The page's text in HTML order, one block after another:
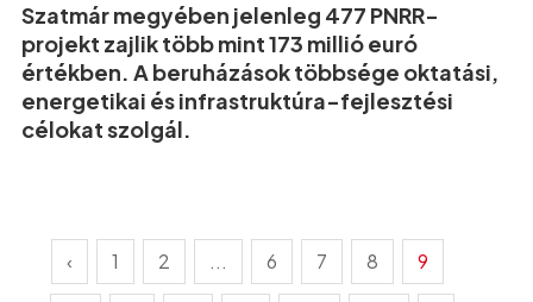
Szatmár megyében jelenleg 477 PNRR-
projekt zajlik több mint 173 millió euró
értékben. A beruházások többsége oktatási,
energetikai és infrastruktúra-fejlesztési
célokat szolgál.
‹ 1 2 ... 6 7 8 9